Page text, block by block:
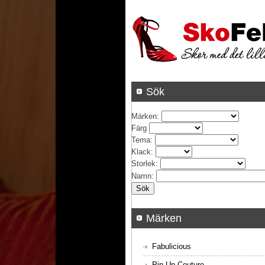
Sök
Märken:
Färg
Tema:
Klack:
Storlek:
Namn:
Märken
Fabulicious